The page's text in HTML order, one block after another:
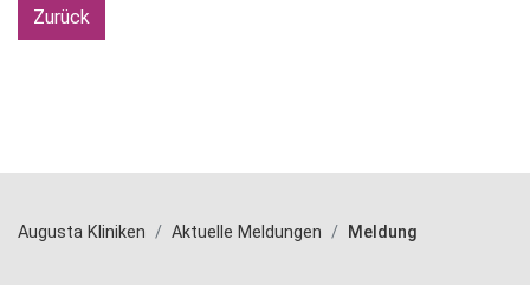
Zurück
Augusta Kliniken Aktuelle Meldungen Meldung